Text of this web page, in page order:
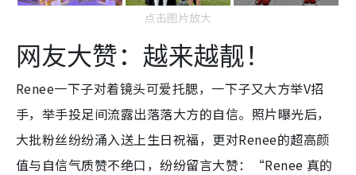
点击图片放大
网友大赞：越来越靓！
Renee一下子对着镜头可爱托腮，一下子又大方举V招
手，举手投足间流露出落落大方的自信。照片曝光后，
大批粉丝纷纷涌入送上生日祝福，更对Renee的超高颜
值与自信气质赞不绝口，纷纷留言大赞：“Renee 真的